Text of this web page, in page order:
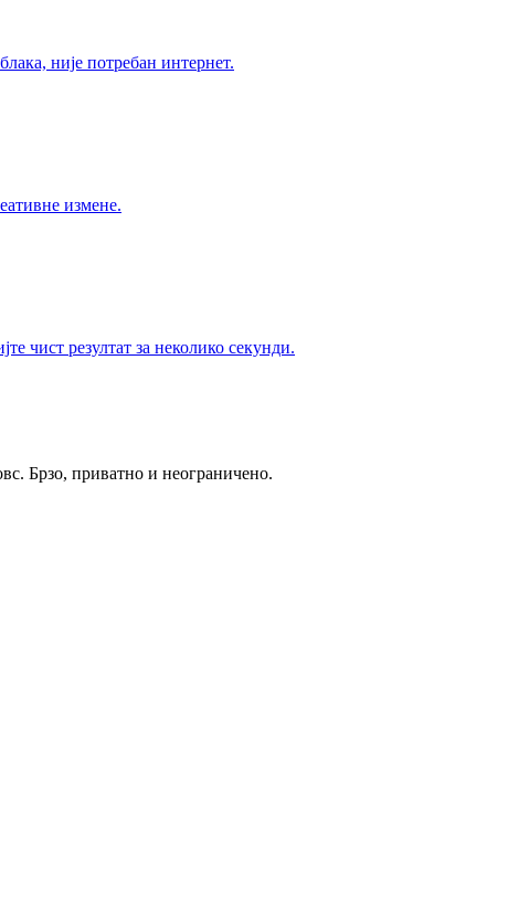
није потребан интернет.
измене.
чист резултат за неколико секунди.
Брзо, приватно и неограничено.